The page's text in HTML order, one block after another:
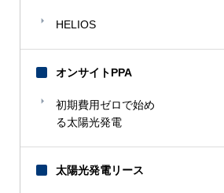
HELIOS
オンサイトPPA
初期費用ゼロで始め
る太陽光発電
太陽光発電リース